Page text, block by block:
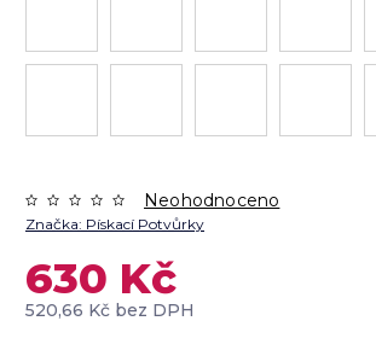
Značka: Pískací Potvůrky
Neohodnoceno
630 Kč
520,66 Kč bez DPH